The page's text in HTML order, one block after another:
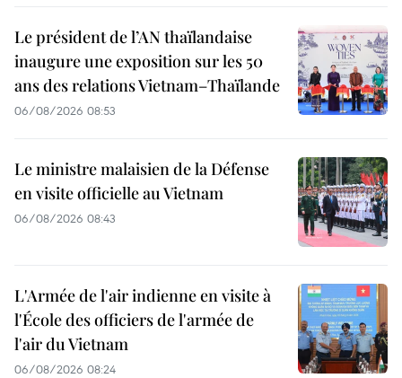
Le président de l’AN thaïlandaise
inaugure une exposition sur les 50
ans des relations Vietnam–Thaïlande
06/08/2026 08:53
Le ministre malaisien de la Défense
en visite officielle au Vietnam
06/08/2026 08:43
L'Armée de l'air indienne en visite à
l'École des officiers de l'armée de
l'air du Vietnam
06/08/2026 08:24